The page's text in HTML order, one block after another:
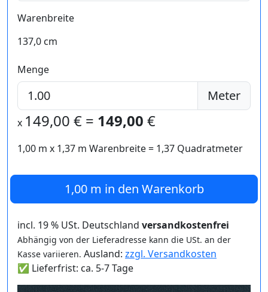
Warenbreite
137,0 cm
Menge
Meter
x 149,00 € = 149,00 €
1,00 m x 1,37 m Warenbreite = 1,37 Quadratmeter
1,00 m in den Warenkorb
incl. 19 % USt. Deutschland versandkostenfrei
Abhängig von der Lieferadresse kann die USt. an der
Kasse variieren. Ausland: zzgl. Versandkosten
✅ Lieferfrist: ca. 5-7 Tage